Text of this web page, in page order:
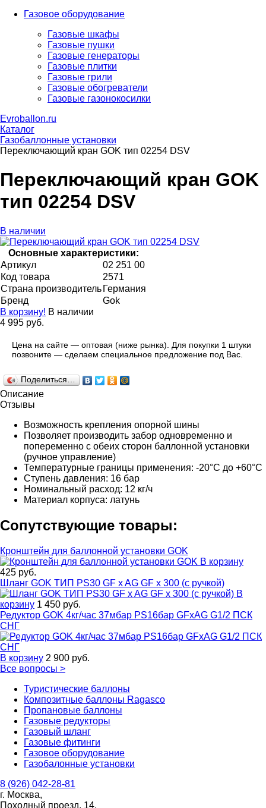
Газовое оборудование
Газовые шкафы
Газовые пушки
Газовые генераторы
Газовые плитки
Газовые грили
Газовые обогреватели
Газовые газонокосилки
Evroballon.ru
Каталог
Газобаллонные установки
Переключающий кран GOK тип 02254 DSV
Переключающий кран GOK
тип 02254 DSV
В наличии
Основные характеристики:
Артикул
02 251 00
Код товара
2571
Страна производитель Германия
Бренд
Gok
В корзину! В наличии
4 995 руб.
Цена на сайте — оптовая (ниже рынка). Для покупки 1 штуки
позвоните — сделаем специальное предложение под Вас.
Поделиться…
Описание
Отзывы
Возможность крепления опорной шины
Позволяет производить забор одновременно и
попеременно с обеих сторон баллонной установки
(ручное управление)
Температурные границы применения: -20°C до +60°C
Ступень давления: 16 бар
Номинальный расход: 12 кг/ч
Материал корпуса: латунь
Сопутствующие товары:
Кронштейн для баллонной установки GOK
В корзину
425 руб.
Шланг GOK ТИП PS30 GF x AG GF x 300 (с ручкой)
В
корзину 1 450 руб.
Редуктор GOK 4кг/час 37мбар PS16бар GFxAG G1/2 ПСК
СНГ
В корзину 2 900 руб.
Все вопросы >
Туристические баллоны
Композитные баллоны Ragasco
Пропановые баллоны
Газовые редукторы
Газовый шланг
Газовые фитинги
Газовое оборудование
Газобалонные установки
8 (926) 042-28-81
г. Москва,
Походный проезд, 14,